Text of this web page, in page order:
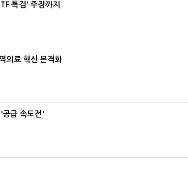
특검' 주장까지
의료 혁신 본격화
급 속도전'